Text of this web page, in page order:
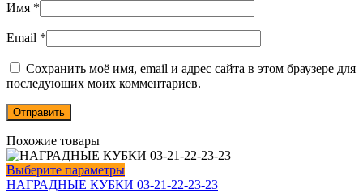
Имя *
Email *
Сохранить моё имя, email и адрес сайта в этом браузере для
последующих моих комментариев.
Похожие товары
Выберите параметрыЭтот
товар
НАГРАДНЫЕ КУБКИ 03-21-22-23-23